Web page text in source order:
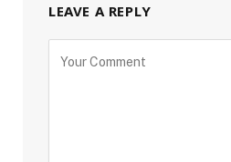
LEAVE A REPLY